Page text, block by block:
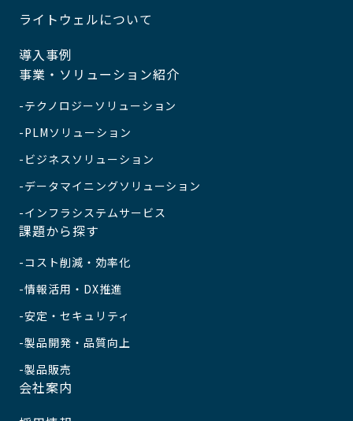
ライトウェルについて
導入事例
事業・ソリューション紹介
テクノロジーソリューション
PLMソリューション
ビジネスソリューション
データマイニングソリューション
インフラシステムサービス
課題から探す
コスト削減・効率化
情報活用・DX推進
安定・セキュリティ
製品開発・品質向上
製品販売
会社案内